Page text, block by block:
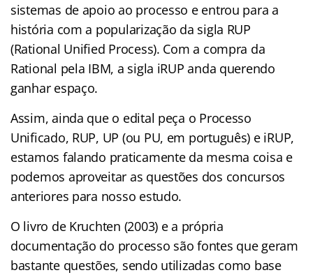
sistemas de apoio ao processo e entrou para a
história com a popularização da sigla RUP
(Rational Unified Process). Com a compra da
Rational pela IBM, a sigla iRUP anda querendo
ganhar espaço.
Assim, ainda que o edital peça o Processo
Unificado, RUP, UP (ou PU, em português) e iRUP,
estamos falando praticamente da mesma coisa e
podemos aproveitar as questões dos concursos
anteriores para nosso estudo.
O livro de Kruchten (2003) e a própria
documentação do processo são fontes que geram
bastante questões, sendo utilizadas como base